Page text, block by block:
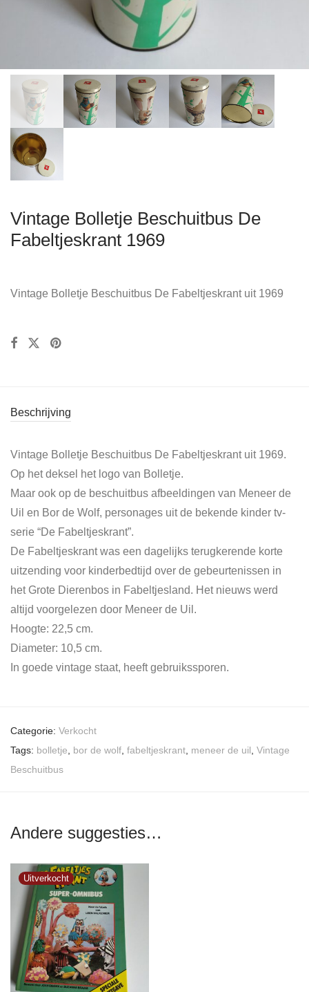
Vintage Bolletje Beschuitbus De
Fabeltjeskrant 1969
Vintage Bolletje Beschuitbus De Fabeltjeskrant uit 1969
Beschrijving
Vintage Bolletje Beschuitbus De Fabeltjeskrant uit 1969.
Op het deksel het logo van Bolletje.
Maar ook op de beschuitbus afbeeldingen van Meneer de
Uil en Bor de Wolf, personages uit de bekende kinder tv-
serie “De Fabeltjeskrant”.
De Fabeltjeskrant was een dagelijks terugkerende korte
uitzending voor kinderbedtijd over de gebeurtenissen in
het Grote Dierenbos in Fabeltjesland. Het nieuws werd
altijd voorgelezen door Meneer de Uil.
Hoogte: 22,5 cm.
Diameter: 10,5 cm.
In goede vintage staat, heeft gebruikssporen.
Categorie: Verkocht
Tags: bolletje bor de wolf fabeltjeskrant meneer de uil Vintage
Beschuitbus
Andere suggesties…